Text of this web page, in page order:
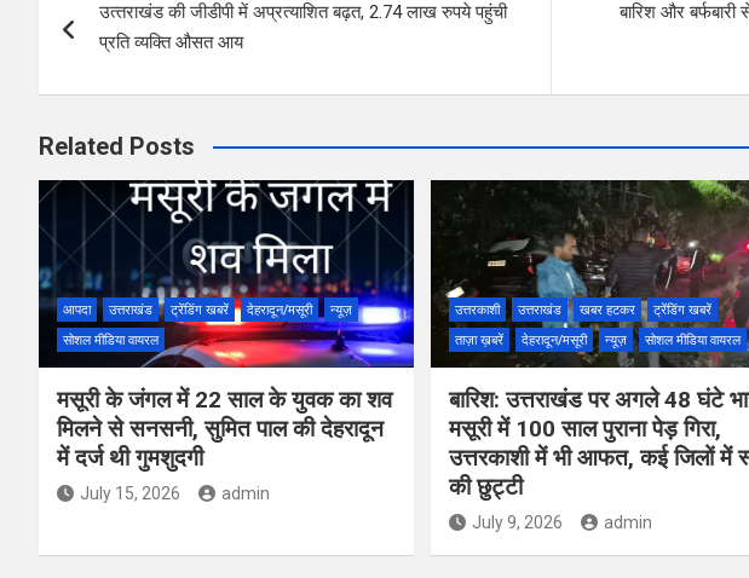
navigation
उत्‍तराखंड की जीडीपी में अप्रत्याशित बढ़त, 2.74 लाख रुपये पहुंची
प्रति व्यक्ति औसत आय
बारिश और बर्फबारी
Related Posts
आपदा उत्तराखंड ट्रेंडिंग खबरें देहरादून/मसूरी
न्यूज़
सोशल मीडिया वायरल
मसूरी के जंगल में 22 साल के युवक का शव
मिलने से सनसनी, सुमित पाल की देहरादून
में दर्ज थी गुमशुदगी
July 15, 2026 admin
उत्तरकाशी उत्तराखंड खबर हटकर
ट्रेंडिंग खबरें
ताज़ा ख़बरें
देहरादून/मसूरी न्यूज़ सोशल मीडिया वायरल
बारिश: उत्तराखंड पर अगले 48 घंटे
मसूरी में 100 साल पुराना पेड़ गिरा,
उत्तरकाशी में भी आफत, कई जिलों में
की छुट्टी
July 9, 2026 admin